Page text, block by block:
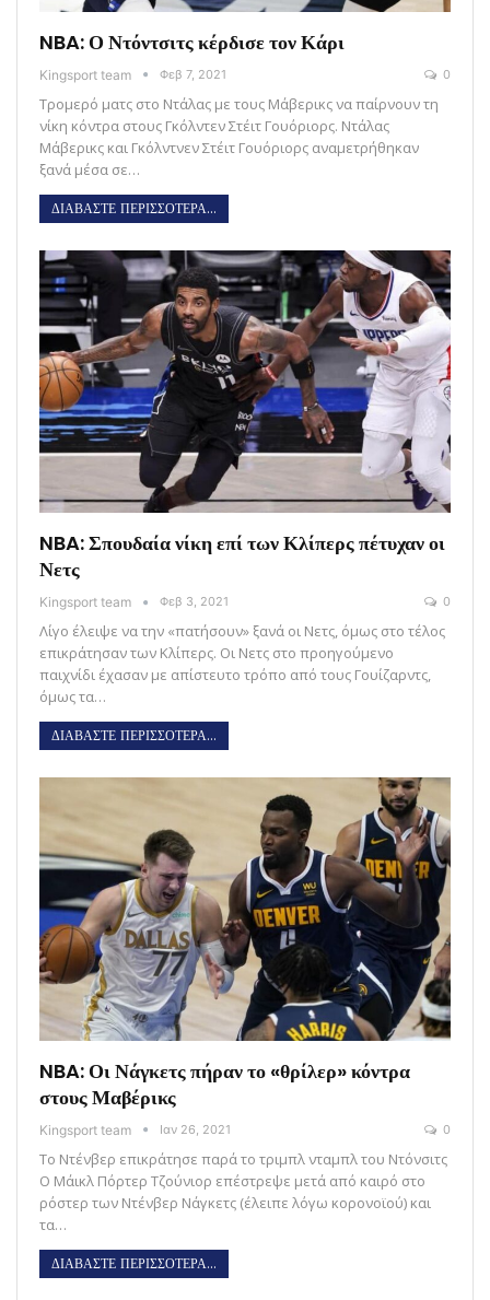
NBA: Ο Ντόντσιτς κέρδισε τον Κάρι
Kingsport team Φεβ 7, 2021 0
Τρομερό ματς στο Ντάλας με τους Μάβερικς να παίρνουν τη
νίκη κόντρα στους Γκόλντεν Στέιτ Γουόριορς. Ντάλας
Μάβερικς και Γκόλντνεν Στέιτ Γουόριορς αναμετρήθηκαν
ξανά μέσα σε…
ΔΙΑΒΑΣΤΕ ΠΕΡΙΣΣΟΤΕΡΑ...
NBA: Σπουδαία νίκη επί των Κλίπερς πέτυχαν οι
Νετς
Kingsport team Φεβ 3, 2021 0
Λίγο έλειψε να την «πατήσουν» ξανά οι Νετς, όμως στο τέλος
επικράτησαν των Κλίπερς. Οι Νετς στο προηγούμενο
παιχνίδι έχασαν με απίστευτο τρόπο από τους Γουίζαρντς,
όμως τα…
ΔΙΑΒΑΣΤΕ ΠΕΡΙΣΣΟΤΕΡΑ...
NBA: Οι Νάγκετς πήραν το «θρίλερ» κόντρα
στους Μαβέρικς
Kingsport team Ιαν 26, 2021 0
Το Ντένβερ επικράτησε παρά το τριμπλ νταμπλ του Ντόνσιτς
Ο Μάικλ Πόρτερ Τζούνιορ επέστρεψε μετά από καιρό στο
ρόστερ των Ντένβερ Νάγκετς (έλειπε λόγω κορονοϊού) και
τα…
ΔΙΑΒΑΣΤΕ ΠΕΡΙΣΣΟΤΕΡΑ...